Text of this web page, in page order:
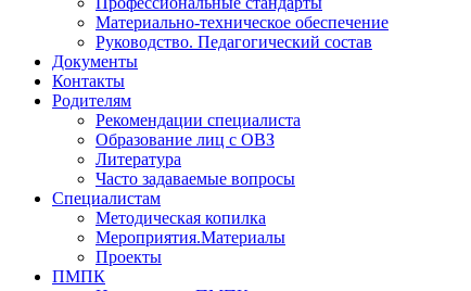
Материально-техническое обеспечение
Руководство. Педагогический состав
Документы
Контакты
Родителям
Рекомендации специалиста
Образование лиц с ОВЗ
Литература
Часто задаваемые вопросы
Специалистам
Методическая копилка
Мероприятия.Материалы
Проекты
ПМПК